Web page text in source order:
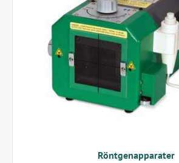
Röntgenapparater